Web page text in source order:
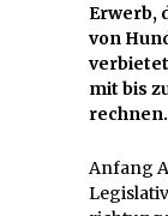
Erwerb,
von
mit bis
rechnen.
Anfang